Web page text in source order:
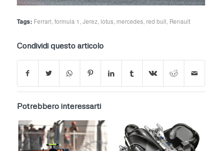
Tags: Ferrari formula 1 Jerez lotus, mercedes, red bull Renault
Condividi questo articolo
Potrebbero interessarti